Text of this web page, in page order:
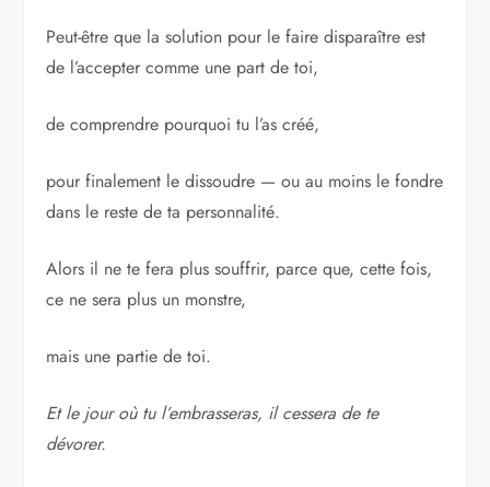
Peut-être que la solution pour le faire disparaître est
de l’accepter comme une part de toi,
de comprendre pourquoi tu l’as créé,
pour finalement le dissoudre — ou au moins le fondre
dans le reste de ta personnalité.
Alors il ne te fera plus souffrir, parce que, cette fois,
ce ne sera plus un monstre,
mais une partie de toi.
Et le jour où tu l’embrasseras, il cessera de te
dévorer.